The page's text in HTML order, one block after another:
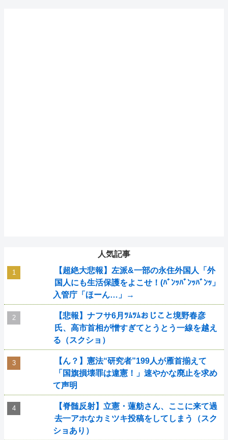
人気記事
【超絶大悲報】左派&一部の永住外国人「外
国人にも生活保護をよこせ！(ﾊﾞﾝｯﾊﾞﾝｯﾊﾞﾝｯ」
入管庁「ほーん…」→
【悲報】ナフサ6月ﾂﾑﾂﾑおじこと境野春彦
氏、高市首相が憎すぎてとうとう一線を越え
る（スクショ）
【ん？】憲法“研究者”199人が雁首揃えて
「国旗損壊罪は違憲！」速やかな廃止を求め
て声明
【脊髄反射】立憲・蓮舫さん、ここに来て過
去一アホなカミツキ投稿をしてしまう（スク
ショあり）